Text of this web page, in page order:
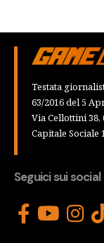
Testata
63/2016 del 5
Via Cellottini 38,
Capitale Sociale
Seguici sui social